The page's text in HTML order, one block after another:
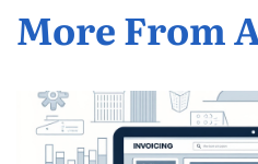
More From